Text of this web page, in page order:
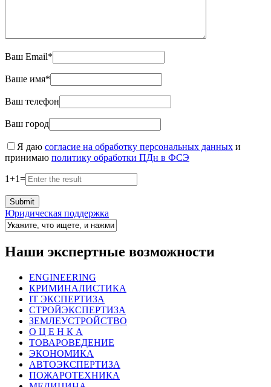
Ваш Email*
Ваше имя*
Ваш телефон
Ваш город
Я даю согласие на обработку персональных данных и
принимаю политику обработки ПДн в ФСЭ
1+1=
Юридическая поддержка
Наши экспертные возможности
ENGINEERING
КРИМИНАЛИСТИКА
IT ЭКСПЕРТИЗА
СТРОЙЭКСПЕРТИЗА
ЗЕМЛЕУСТРОЙСТВО
О Ц Е Н К А
ТОВАРОВЕДЕНИЕ
ЭКОНОМИКА
АВТОЭКСПЕРТИЗА
ПОЖАРОТЕХНИКА